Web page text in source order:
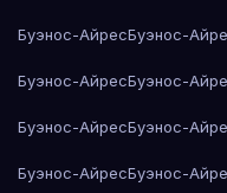
Буэнос-АйресБуэнос-
Буэнос-АйресБуэнос-
Буэнос-АйресБуэнос-
Буэнос-АйресБуэнос-